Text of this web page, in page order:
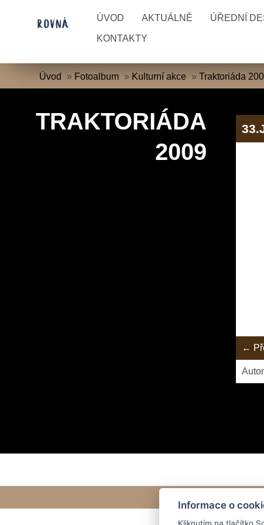
ÚVOD AKTUÁLNĚ ÚŘEDNÍ
KONTAKTY
Úvod » Fotoalbum » Kulturní akce »Traktoriáda
TRAKTORIÁDA
2009
←
Informace o